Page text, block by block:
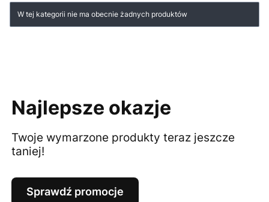
Lista produktów
W tej kategorii nie ma obecnie żadnych produktów
Najlepsze okazje
Twoje wymarzone produkty teraz jeszcze
taniej!
Sprawdź promocje